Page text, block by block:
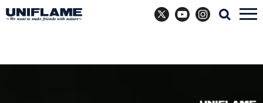
X YouTubeInstagram